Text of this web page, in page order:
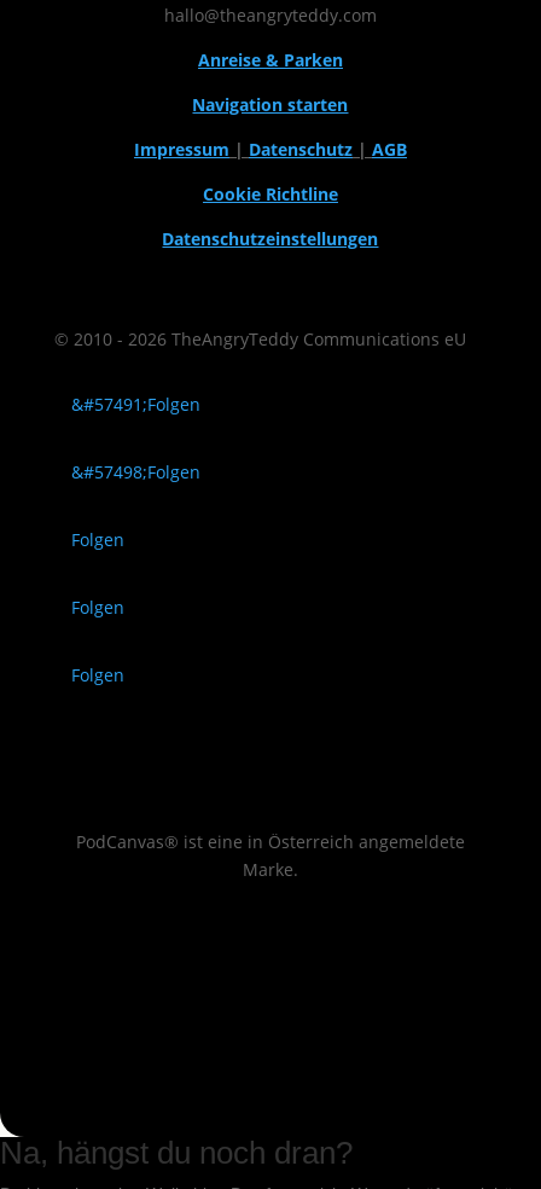
hallo@theangryteddy.com
Anreise & Parken
Navigation starten
Impressum | Datenschutz| AGB
Cookie Richtline
Datenschutzeinstellungen
© 2010 - 2026 TheAngryTeddy Communications eU
Folgen
Folgen
Folgen
Folgen
Folgen
PodCanvas® ist eine in Österreich angemeldete
Marke.
Na, hängst du noch dran?